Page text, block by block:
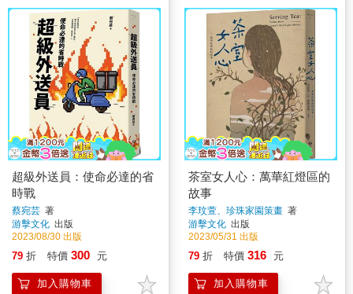
超級外送員：使命必達的省
時戰
蔡宛芸 著
游擊文化 出版
2023/08/30 出版
79 折 特價 300 元
加入購物車
茶室女人心：萬華紅燈區的
故事
李玟萱、珍珠家園策畫 著
游擊文化 出版
2023/05/31 出版
79 折 特價 316 元
加入購物車